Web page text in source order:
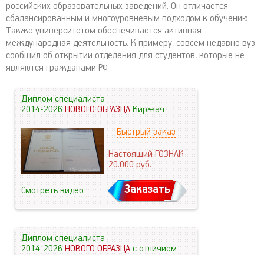
российских образовательных заведений. Он отличается
сбалансированным и многоуровневым подходом к обучению.
Также университетом обеспечивается активная
международная деятельность. К примеру, совсем недавно вуз
сообщил об открытии отделения для студентов, которые не
являются гражданами РФ.
Диплом специалиста
2014-2026НОВОГО ОБРАЗЦАКиржач
Быстрый заказ
Настоящий ГОЗНАК
20.000руб.
Смотреть видео Заказать
Диплом специалиста
2014-2026НОВОГО ОБРАЗЦАс отличием